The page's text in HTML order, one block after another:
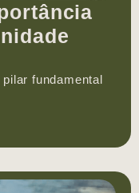
fundamental